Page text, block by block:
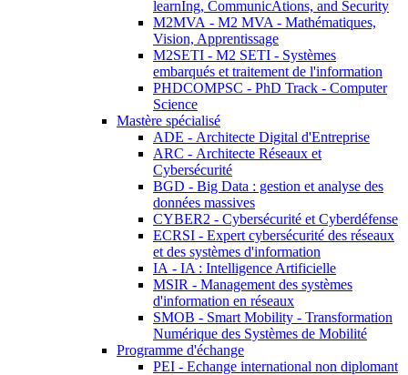
learnIng, CommunicAtions, and Security
M2MVA - M2 MVA - Mathématiques,
Vision, Apprentissage
M2SETI - M2 SETI - Systèmes
embarqués et traitement de l'information
PHDCOMPSC - PhD Track - Computer
Science
Mastère spécialisé
ADE - Architecte Digital d'Entreprise
ARC - Architecte Réseaux et
Cybersécurité
BGD - Big Data : gestion et analyse des
données massives
CYBER2 - Cybersécurité et Cyberdéfense
ECRSI - Expert cybersécurité des réseaux
et des systèmes d'information
IA - IA : Intelligence Artificielle
MSIR - Management des systèmes
d'information en réseaux
SMOB - Smart Mobility - Transformation
Numérique des Systèmes de Mobilité
Programme d'échange
PEI - Echange international non diplomant